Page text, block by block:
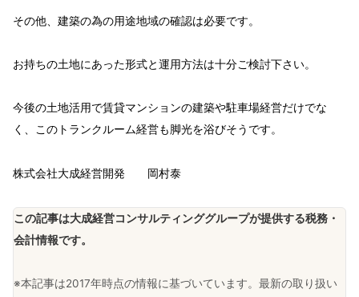
その他、建築の為の用途地域の確認は必要です。
お持ちの土地にあった形式と運用方法は十分ご検討下さい。
今後の土地活用で賃貸マンションの建築や駐車場経営だけでな
く、このトランクルーム経営も脚光を浴びそうです。
株式会社大成経営開発 岡村泰
この記事は大成経営コンサルティンググループが提供する税務・
会計情報です。
※本記事は2017年時点の情報に基づいています。最新の取り扱い